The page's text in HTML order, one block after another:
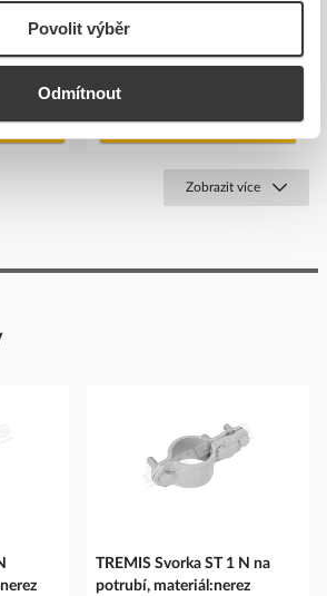
Povolit výběr
Odmítnout
Cena s DPH
4,61 Kč/ks
do
košíku
Zobrazit více
TREMIS Svorka ST 1 N na
potrubí, materiál:nerez